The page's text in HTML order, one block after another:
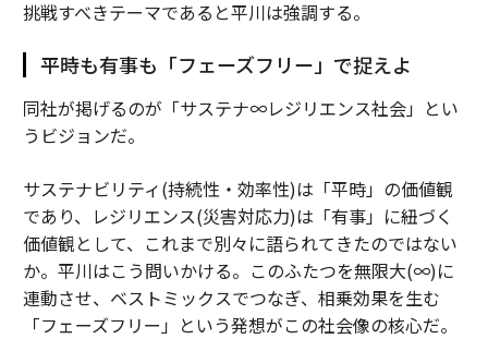
挑戦すべきテーマであると平川は強調する。
平時も有事も「フェーズフリー」で捉えよ
同社が掲げるのが「サステナ∞レジリエンス社会」とい
うビジョンだ。
サステナビリティ(持続性・効率性)は「平時」の価値観
であり、レジリエンス(災害対応力)は「有事」に紐づく
価値観として、これまで別々に語られてきたのではない
か。平川はこう問いかける。このふたつを無限大(∞)に
連動させ、ベストミックスでつなぎ、相乗効果を生む
「フェーズフリー」という発想がこの社会像の核心だ。